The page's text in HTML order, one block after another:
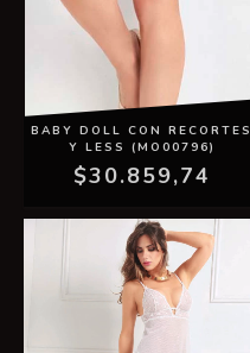
BABY DOLL CON RECORTES
Y LESS (MO00796)
$30.859,74